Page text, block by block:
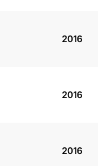
2016
2016
2016